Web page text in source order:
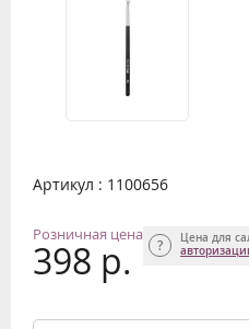
Артикул : 1100656
Розничная цена
398 р.
Цена для